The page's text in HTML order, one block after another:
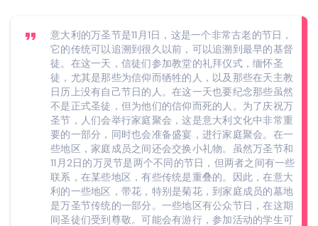
意大利的万圣节是11月1日，这是一个非常古老的节日，
它的传统可以追溯到很久以前，可以追溯到最早的基督
徒。在这一天，信徒们参加教堂的礼拜仪式，缅怀圣
徒，尤其是那些为信仰而牺牲的人，以及那些在天主教
日历上没有自己节日的人。在这一天也要纪念那些虽然
不是正式圣徒，但为他们的信仰而死的人。为了庆祝万
圣节，人们会举行家庭聚会，这是意大利文化中非常重
要的一部分，同时也会准备盛宴，进行家庭聚会。在一
些地区，家庭成员之间还会交换小礼物。虽然万圣节和
11月2日的万灵节是两个不同的节日，但两者之间有一些
联系，在某些地区，有些传统是重叠的。因此，在意大
利的一些地区，带花，特别是菊花，到家庭成员的墓地
是万圣节传统的一部分。一些地区有公众节日，在这期
间圣徒们受到尊敬。可能会有游行，参加活动的学生可